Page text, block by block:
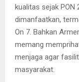
kualitas sejak
dimanfaatkan,
On 7. Bahkan
memang
menjaga agar
masyarakat.